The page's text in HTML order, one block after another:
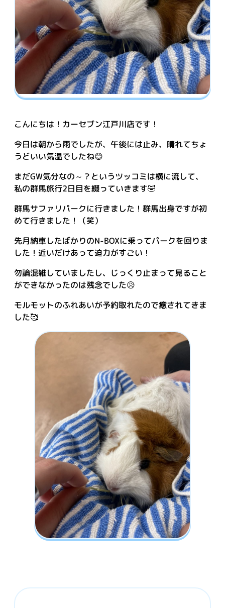
こんにちは！カーセブン江戸川店です！
今日は朝から雨でしたが、午後には止み、晴れてちょ
うどいい気温でしたね😊
まだGW気分なの～？というツッコミは横に流して、
私の群馬旅行2日目を綴っていきます🤣
群馬サファリパークに行きました！群馬出身ですが初
めて行きました！（笑）
先月納車したばかりのN-BOXに乗ってパークを回りま
した！近いだけあって迫力がすごい！
勿論混雑していましたし、じっくり止まって見ること
ができなかったのは残念でした😥
モルモットのふれあいが予約取れたので癒されてきま
した🥰